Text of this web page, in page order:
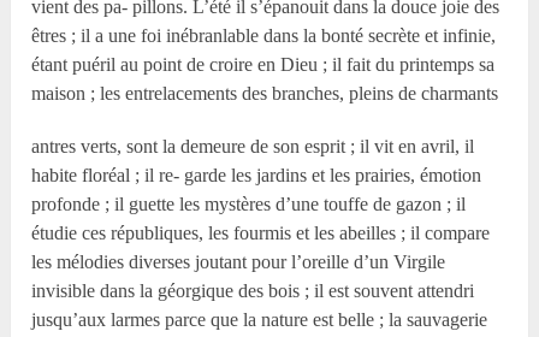
vient des pa- pillons. L’été il s’épanouit dans la douce joie des
êtres ; il a une foi inébranlable dans la bonté secrète et infinie,
étant puéril au point de croire en Dieu ; il fait du printemps sa
maison ; les entrelacements des branches, pleins de charmants
antres verts, sont la demeure de son esprit ; il vit en avril, il
habite floréal ; il re- garde les jardins et les prairies, émotion
profonde ; il guette les mystères d’une touffe de gazon ; il
étudie ces républiques, les fourmis et les abeilles ; il compare
les mélodies diverses joutant pour l’oreille d’un Virgile
invisible dans la géorgique des bois ; il est souvent attendri
jusqu’aux larmes parce que la nature est belle ; la sauvagerie